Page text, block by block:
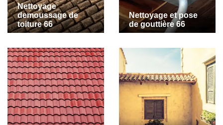
Nettoyage
demoussage de
toiture 66
Nettoyage et pose
de gouttière 66